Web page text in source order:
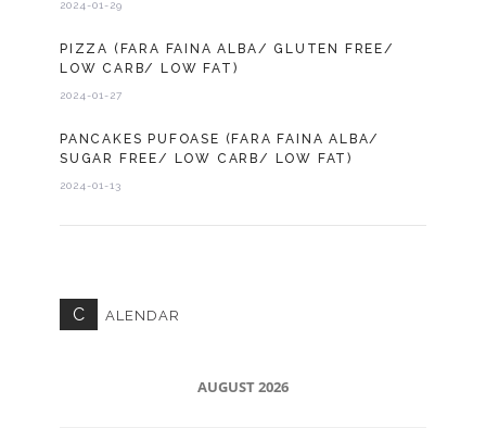
2024-01-29
PIZZA (FARA FAINA ALBA/ GLUTEN FREE/
LOW CARB/ LOW FAT)
2024-01-27
PANCAKES PUFOASE (FARA FAINA ALBA/
SUGAR FREE/ LOW CARB/ LOW FAT)
2024-01-13
C ALENDAR
AUGUST 2026